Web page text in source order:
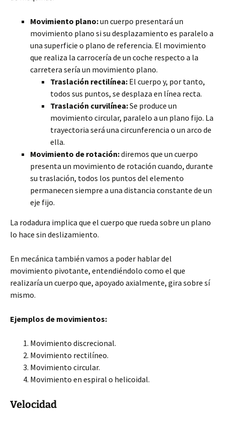
Movimiento plano:un cuerpo presentará un
movimiento plano si su desplazamiento es paralelo a
una superficie o plano de referencia. El movimiento
que realiza la carrocería de un coche respecto a la
carretera sería un movimiento plano.
Traslación rectilínea: El cuerpo y, por tanto,
todos sus puntos, se desplaza en línea recta.
Traslación curvilínea:Se produce un
movimiento circular, paralelo a un plano fijo. La
trayectoria será una circunferencia o un arco de
ella.
Movimiento de rotación:diremos que un cuerpo
presenta un movimiento de rotación cuando, durante
su traslación, todos los puntos del elemento
permanecen siempre a una distancia constante de un
eje fijo.
La rodadura implica que el cuerpo que rueda sobre un plano
lo hace sin deslizamiento.
En mecánica también vamos a poder hablar del
movimiento pivotante, entendiéndolo como el que
realizaría un cuerpo que, apoyado axialmente, gira sobre sí
mismo.
Ejemplos de movimientos:
Movimiento discrecional.
Movimiento rectilíneo.
Movimiento circular.
Movimiento en espiral o helicoidal.
Velocidad